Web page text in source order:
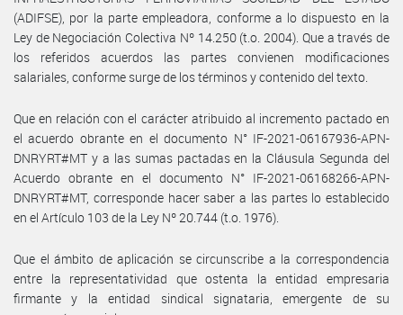
(ADIFSE), por la parte empleadora, conforme a lo dispuesto en la
Ley de Negociación Colectiva Nº 14.250 (t.o. 2004). Que a través de
los referidos acuerdos las partes convienen modificaciones
salariales, conforme surge de los términos y contenido del texto.
Que en relación con el carácter atribuido al incremento pactado en
el acuerdo obrante en el documento N° IF-2021-06167936-APN-
DNRYRT#MT y a las sumas pactadas en la Cláusula Segunda del
Acuerdo obrante en el documento N° IF-2021-06168266-APN-
DNRYRT#MT, corresponde hacer saber a las partes lo establecido
en el Artículo 103 de la Ley Nº 20.744 (t.o. 1976).
Que el ámbito de aplicación se circunscribe a la correspondencia
entre la representatividad que ostenta la entidad empresaria
firmante y la entidad sindical signataria, emergente de su